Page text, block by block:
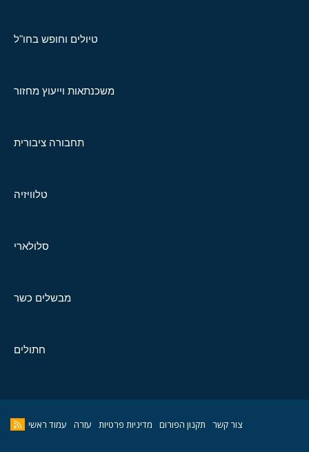
טיולים וחופש בחו"ל
משכנתאות וייעוץ מחזור
תחבורה ציבורית
טלוויזיה
סלולארי
מבשלים כשר
חתולים
צור קשר תקנון הפורום מדיניות פרטיות עזרה עמוד ראשי